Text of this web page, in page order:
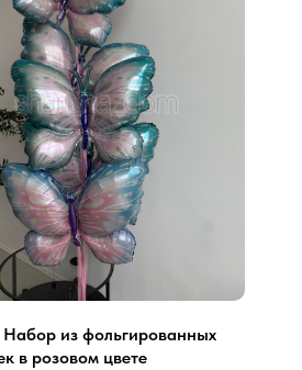
из фольгированных
в розовом цвете